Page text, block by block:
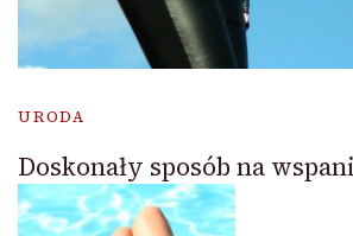
URODA
Doskonały sposób na